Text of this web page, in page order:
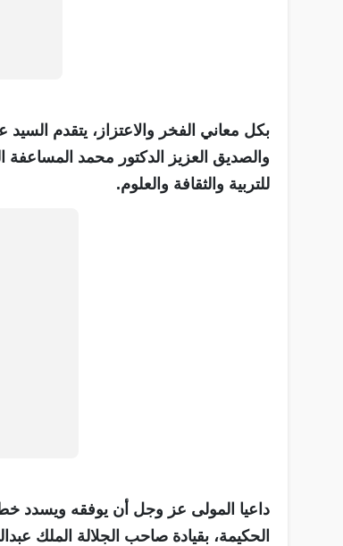
بكل معاني الفخر والاعتزاز، يتقدم السيد
والصديق العزيز الدكتور محمد المساعفة
للتربية والثقافة والعلوم.
داعيا المولى عز وجل أن يوفقه ويسدد
الحكيمة، بقيادة صاحب الجلالة الملك